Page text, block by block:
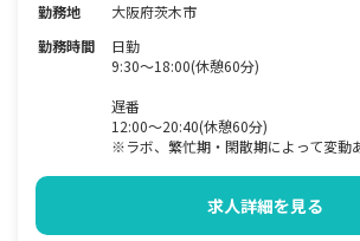
勤務地
大阪府茨木市
勤務時間
日勤
9:30～18:00(休憩60分)
遅番
12:00～20:40(休憩60分)
※ラボ、繁忙期・閑散期によって変動
求人詳細を見る